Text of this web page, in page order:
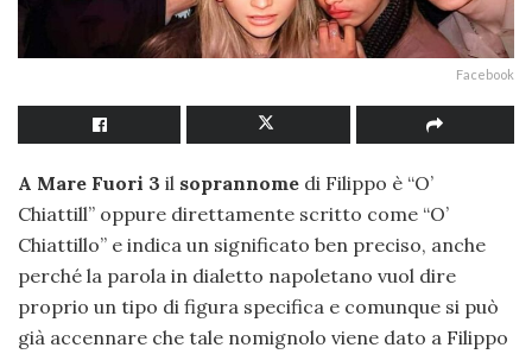
Facebook
A Mare Fuori 3 il soprannome di Filippo è “O’
Chiattill” oppure direttamente scritto come “O’
Chiattillo” e indica un significato ben preciso, anche
perché la parola in dialetto napoletano vuol dire
proprio un tipo di figura specifica e comunque si può
già accennare che tale nomignolo viene dato a Filippo